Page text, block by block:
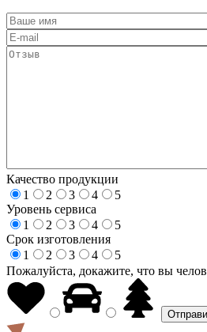
Качество продукции
1
2 3 4
5
Уровень сервиса
1
2 3 4
5
Срок изготовления
1
2 3 4
5
Пожалуйста, докажите, что вы